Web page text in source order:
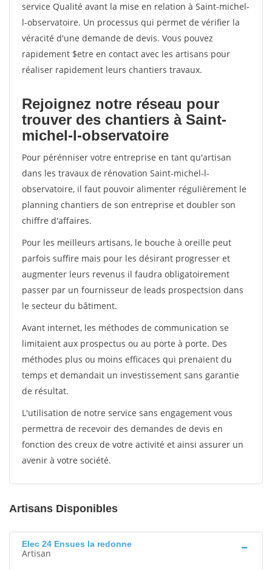
service Qualité avant la mise en relation à Saint-michel-
l-observatoire. Un processus qui permet de vérifier la
véracité d'une demande de devis. Vous pouvez
rapidement $etre en contact avec les artisans pour
réaliser rapidement leurs chantiers travaux.
Rejoignez notre réseau pour
trouver des chantiers à Saint-
michel-l-observatoire
Pour pérénniser votre entreprise en tant qu'artisan
dans les travaux de rénovation Saint-michel-l-
observatoire, il faut pouvoir alimenter régulièrement le
planning chantiers de son entreprise et doubler son
chiffre d'affaires.
Pour les meilleurs artisans, le bouche à oreille peut
parfois suffire mais pour les désirant progresser et
augmenter leurs revenus il faudra obligatoirement
passer par un fournisseur de leads prospectsion dans
le secteur du bâtiment.
Avant internet, les méthodes de communication se
limitaient aux prospectus ou au porte à porte. Des
méthodes plus ou moins efficaces qui prenaient du
temps et demandait un investissement sans garantie
de résultat.
L'utilisation de notre service sans engagement vous
permettra de recevoir des demandes de devis en
fonction des creux de votre activité et ainsi assurer un
avenir à votre société.
Artisans Disponibles
Elec 24 Ensues la redonne
Artisan